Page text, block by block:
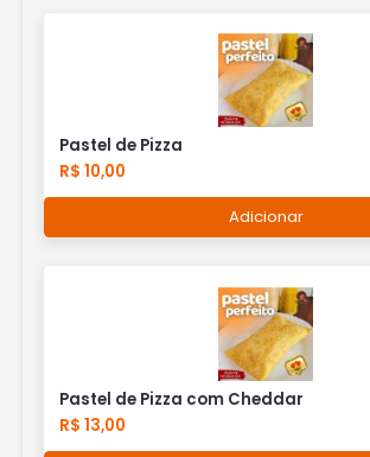
Pastel de Pizza
R$ 10,00
Adicionar
Pastel de Pizza com Cheddar
R$ 13,00